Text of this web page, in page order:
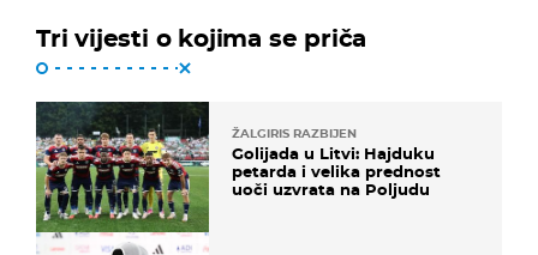
Tri vijesti o kojima se priča
ŽALGIRIS RAZBIJEN
Golijada u Litvi: Hajduku
petarda i velika prednost
uoči uzvrata na Poljudu